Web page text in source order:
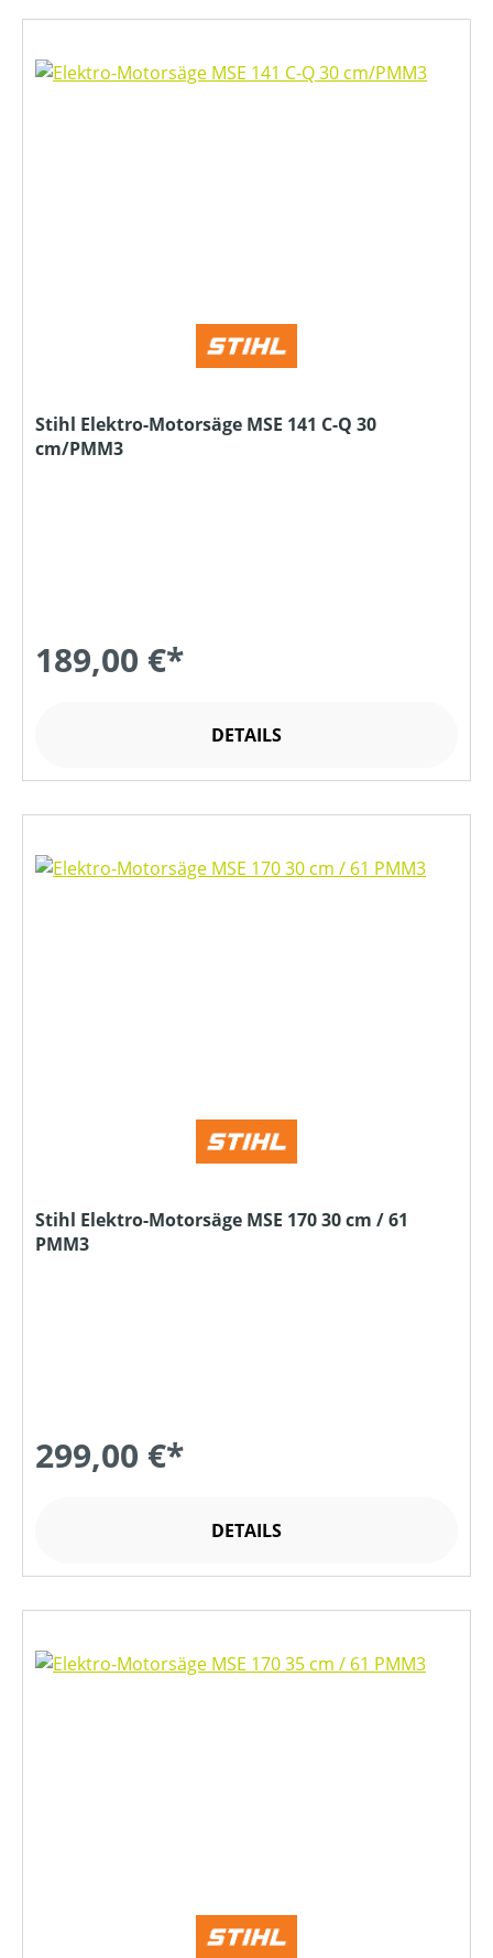
Stihl Elektro-Motorsäge MSE 141 C-Q 30
cm/PMM3
189,00 €*
DETAILS
Stihl Elektro-Motorsäge MSE 170 30 cm / 61
PMM3
299,00 €*
DETAILS